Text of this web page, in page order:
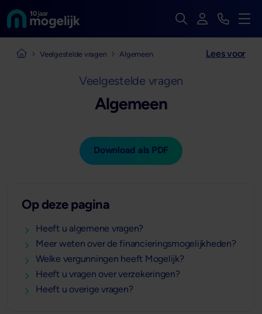
Naar de homepage van Zoek op de hele
InloggenBekijk
Menu
Naar de homepage van Mogelijk Vastgoedfinancieringen
Veelgestelde vragen Algemeen Lees voor
Veelgestelde vragen
Algemeen
Download als PDF
Op deze pagina
Heeft u algemene vragen?
Meer weten over de financieringsmogelijkheden?
Welke vergunningen heeft Mogelijk?
Heeft u vragen over verzekeringen?
Heeft u overige vragen?